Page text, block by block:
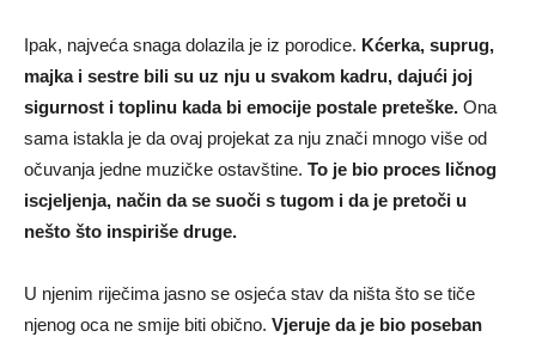
Ipak, najveća snaga dolazila je iz porodice. Kćerka, suprug,
majka i sestre bili su uz nju u svakom kadru, dajući joj
sigurnost i toplinu kada bi emocije postale preteške. Ona
sama istakla je da ovaj projekat za nju znači mnogo više od
očuvanja jedne muzičke ostavštine. To je bio proces ličnog
iscjeljenja, način da se suoči s tugom i da je pretoči u
nešto što inspiriše druge.
U njenim riječima jasno se osjeća stav da ništa što se tiče
njenog oca ne smije biti obično. Vjeruje da je bio poseban